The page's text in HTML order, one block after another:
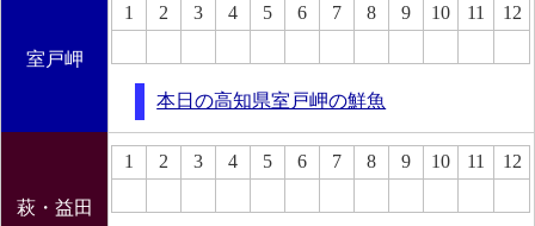
室戸岬
1 2 3 4 5 6 7 8 9 10 11 12
本日の高知県室戸岬の鮮魚
萩・益田
1 2 3 4 5 6 7 8 9 10 11 12